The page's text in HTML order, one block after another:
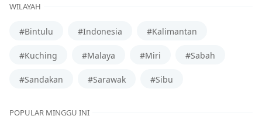
WILAYAH
#Bintulu #Indonesia #Kalimantan
#Kuching #Malaya #Miri #Sabah
#Sandakan #Sarawak #Sibu
POPULAR MINGGU INI